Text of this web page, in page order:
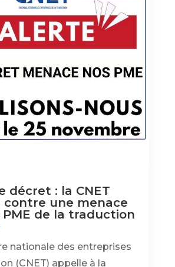
décret : la CNET
contre une menace
PME de la traduction
nationale des entreprises
(CNET) appelle à la